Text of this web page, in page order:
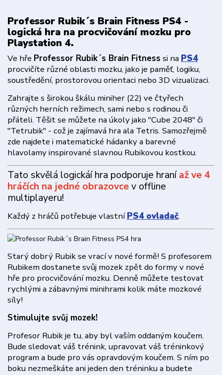
Professor Rubik´s Brain Fitness PS4 -
logická hra na procvičování mozku pro
Playstation 4.
Ve hře Professor Rubik´s Brain Fitness si na PS4
procvičíte různé oblasti mozku, jako je paměť, logiku,
soustředění, prostorovou orientaci nebo 3D vizualizaci.
Zahrajte s širokou škálu miniher (22) ve čtyřech
různých herních režimech, sami nebo s rodinou či
přáteli. Těšit se můžete na úkoly jako "Cube 2048" či
"Tetrubik" - což je zajímavá hra ala Tetris. Samozřejmě
zde najdete i matematické hádanky a barevné
hlavolamy inspirované slavnou Rubikovou kostkou.
Tato skvělá logickáí hra podporuje hraníaž ve 4
hráčích na jedné obrazovcev offline
multiplayeru!
Každý z hráčů potřebuje vlastníPS4 ovladač.
Starý dobrý Rubik se vrací v nové formě! S profesorem
Rubikem dostanete svůj mozek zpět do formy v nové
hře pro procvičování mozku. Denně můžete testovat
rychlými a zábavnými minihrami kolik máte mozkové
síly!
Stimulujte svůj mozek!
Profesor Rubik je tu, aby byl vaším oddaným koučem.
Bude sledovat váš trénink, upravovat váš tréninkový
program a bude pro vás opravdovým koučem. S ním po
boku nezmeškáte ani jeden den tréninku a budete